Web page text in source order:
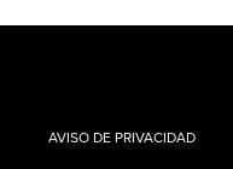
AVISO DE PRIVACIDAD